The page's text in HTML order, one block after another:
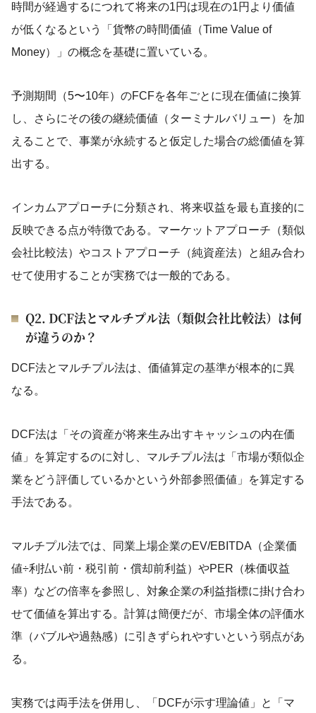
時間が経過するにつれて将来の1円は現在の1円より価値
が低くなるという「貨幣の時間価値（Time Value of
Money）」の概念を基礎に置いている。
予測期間（5〜10年）のFCFを各年ごとに現在価値に換算
し、さらにその後の継続価値（ターミナルバリュー）を加
えることで、事業が永続すると仮定した場合の総価値を算
出する。
インカムアプローチに分類され、将来収益を最も直接的に
反映できる点が特徴である。マーケットアプローチ（類似
会社比較法）やコストアプローチ（純資産法）と組み合わ
せて使用することが実務では一般的である。
Q2. DCF法とマルチプル法（類似会社比較法）は何
が違うのか？
DCF法とマルチプル法は、価値算定の基準が根本的に異
なる。
DCF法は「その資産が将来生み出すキャッシュの内在価
値」を算定するのに対し、マルチプル法は「市場が類似企
業をどう評価しているかという外部参照価値」を算定する
手法である。
マルチプル法では、同業上場企業のEV/EBITDA（企業価
値÷利払い前・税引前・償却前利益）やPER（株価収益
率）などの倍率を参照し、対象企業の利益指標に掛け合わ
せて価値を算出する。計算は簡便だが、市場全体の評価水
準（バブルや過熱感）に引きずられやすいという弱点があ
る。
実務では両手法を併用し、「DCFが示す理論値」と「マ